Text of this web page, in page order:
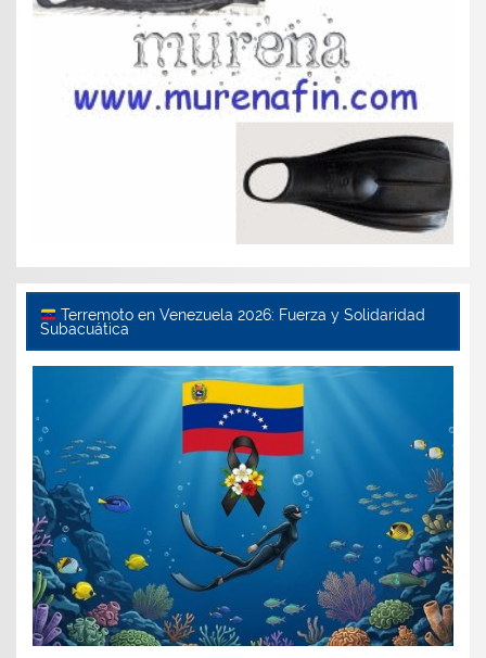
Terremoto en Venezuela 2026: Fuerza y Solidaridad
Subacuática